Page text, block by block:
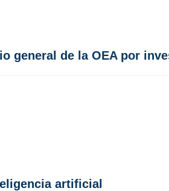
general de la OEA por
artificial